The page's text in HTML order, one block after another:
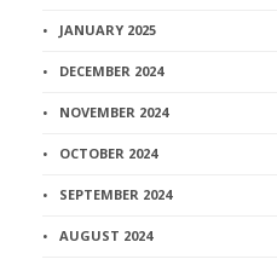
JANUARY 2025
DECEMBER 2024
NOVEMBER 2024
OCTOBER 2024
SEPTEMBER 2024
AUGUST 2024